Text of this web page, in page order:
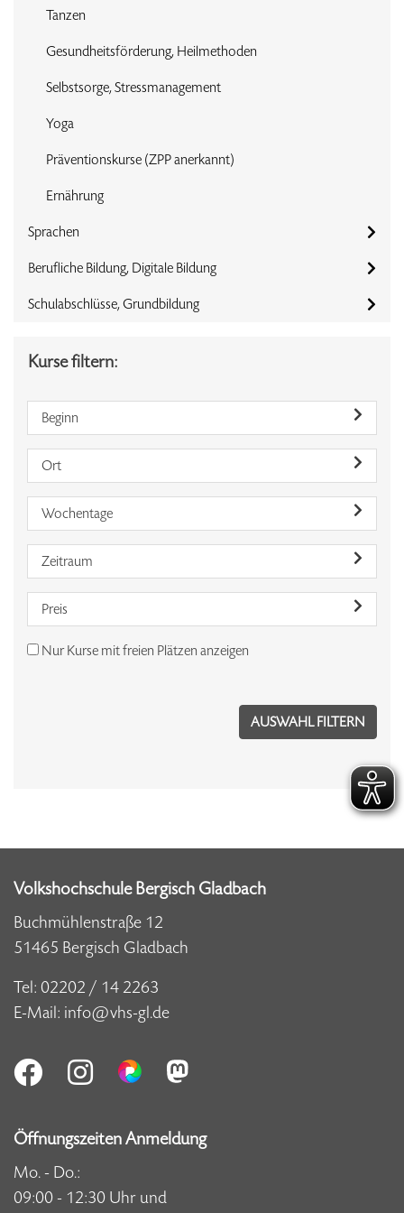
Tanzen
Gesundheitsförderung, Heilmethoden
Selbstsorge, Stressmanagement
Yoga
Präventionskurse (ZPP anerkannt)
Ernährung
Sprachen
Berufliche Bildung, Digitale Bildung
Schulabschlüsse, Grundbildung
Kurse filtern:
Beginn
Ort
Wochentage
Zeitraum
Preis
Nur Kurse mit freien Plätzen anzeigen
Volkshochschule Bergisch Gladbach
Buchmühlenstraße 12
51465 Bergisch Gladbach
Tel: 02202 / 14 2263
E-Mail: info@vhs-gl.de
Öffnungszeiten Anmeldung
Mo. - Do.:
09:00 - 12:30 Uhr und